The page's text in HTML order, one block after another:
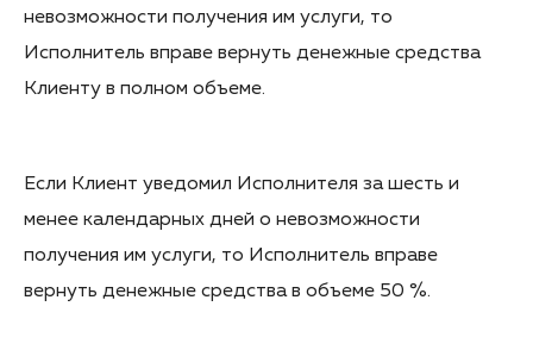
невозможности получения им услуги, то
Исполнитель вправе вернуть денежные средства
Клиенту в полном объеме.
Если Клиент уведомил Исполнителя за шесть и
менее календарных дней о невозможности
получения им услуги, то Исполнитель вправе
вернуть денежные средства в объеме 50 %.